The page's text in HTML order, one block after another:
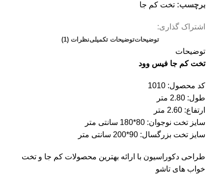
برچسب: تخت کم جا
اشتراک گذاری:
توضیحاتتوضیحات تکمیلینظرات (1)
توضیحات
تخت کم جا فیس وود
کد محصول: 1010
طول: 2.80 متر
ارتفاع: 2.60 متر
سایز تخت نوجوان: 80*180 سانتی متر
سایز تخت بزرگسال: 90*200 سانتی متر
طراحی دکوراسیون با ارائه بهترین محصولات کم جا و تخت
خواب های تاشو